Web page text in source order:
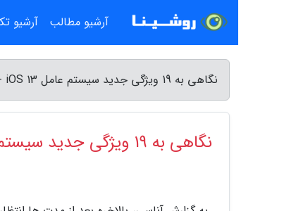
نگاهی به 19 ویژگی جدید سیستم عامل iOS 13 - آناسی
نگاهی به 19 ویژگی جدید سیستم عامل iOS 13
آرشیو مطالب آرشیو